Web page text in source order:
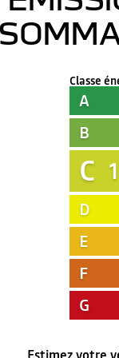
Classe
A
B
C
D
E
F
G